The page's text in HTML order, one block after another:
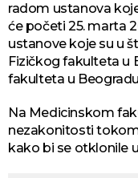
radom ustanova
će početi 25. marta
ustanove koje su u
Fizičkog fakulteta u
fakulteta u
Na Medicinskom
nezakonitosti
kako bi se otklonile